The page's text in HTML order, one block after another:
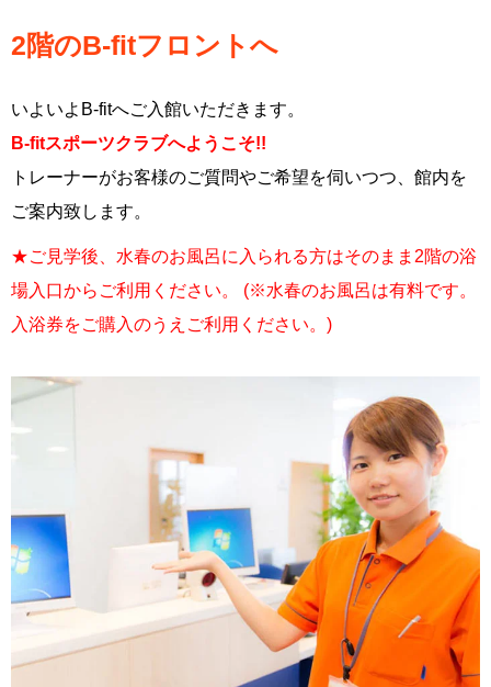
2階のB-fitフロントへ
いよいよB-fitへご入館いただきます。
B-fitスポーツクラブへようこそ!!
トレーナーがお客様のご質問やご希望を伺いつつ、館内を
ご案内致します。
★ご見学後、水春のお風呂に入られる方はそのまま2階の浴
場入口からご利用ください。 (※水春のお風呂は有料です。
入浴券をご購入のうえご利用ください。)